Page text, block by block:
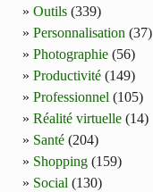
Outils (339)
Personnalisation (37)
Photographie (56)
Productivité (149)
Professionnel (105)
Réalité virtuelle (14)
Santé (204)
Shopping (159)
Social (130)